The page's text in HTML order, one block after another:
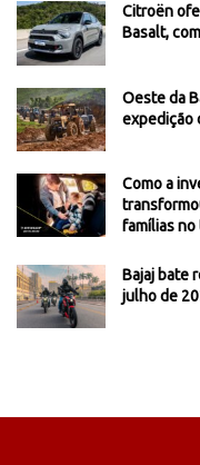
Citroën
Basalt,
Oeste da
expedição
Como a
famílias
Bajaj bate
julho de